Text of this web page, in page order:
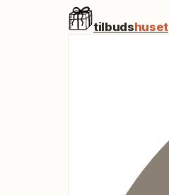
tilbudshuset